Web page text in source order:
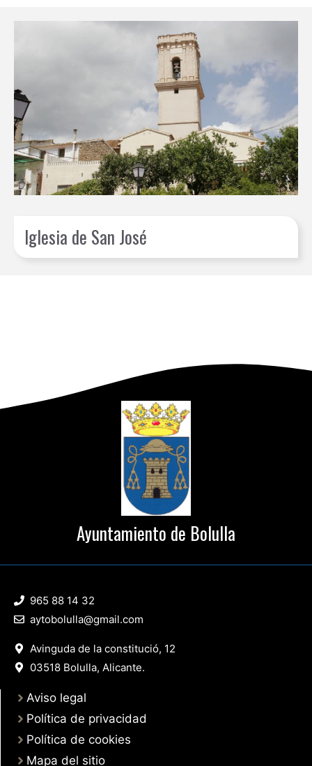
Iglesia de San José
Ayuntamiento de Bolulla
965 88 14 32
aytobolulla@gmail.com
Avinguda de la constitució, 12
03518 Bolulla, Alicante.
Aviso legal
Política de privacidad
Política de cookies
Mapa del sitio